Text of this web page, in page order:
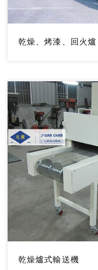
乾燥、烤漆、回火爐
乾燥爐式輸送機